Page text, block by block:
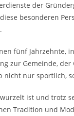
der
besonderen
fünf Jahrzehnte,
zur Gemeinde,
nur sportlich,
ist und trotz
Tradition und